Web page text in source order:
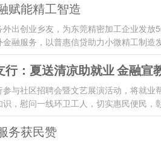
赋能精工智造
出创业乡友，为东莞精密加工企业发放
融服务，以普惠信贷助力小微精工制造
：夏送清凉助就业 金融宣
与社区招聘会暨文艺展演活动，将就业
，慰问一线环卫工人，切实惠民便民，
务获民赞